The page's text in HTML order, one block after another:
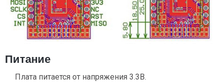
Питание
Плата питается от напряжения 3.3В.